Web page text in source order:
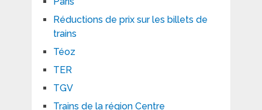
Réductions de prix sur les billets de
trains
Téoz
TER
TGV
Trains de la région Centre